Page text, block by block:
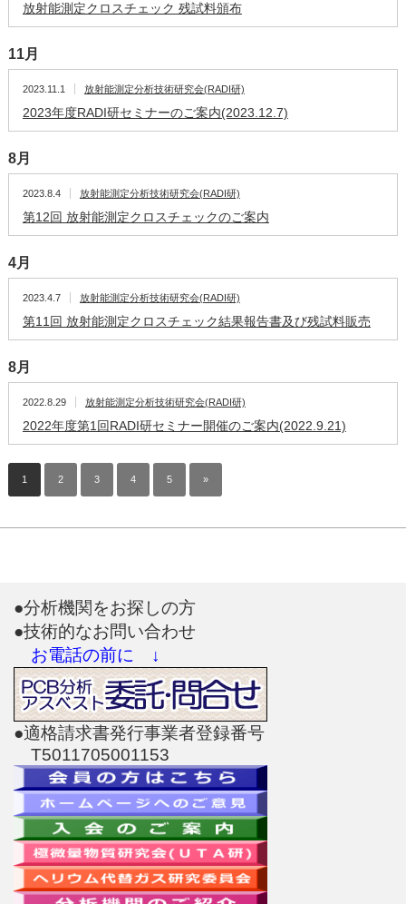
放射能測定クロスチェック 残試料頒布
11月
2023.11.1 放射能測定分析技術研究会(RADI研)
2023年度RADI研セミナーのご案内(2023.12.7)
8月
2023.8.4 放射能測定分析技術研究会(RADI研)
第12回 放射能測定クロスチェックのご案内
4月
2023.4.7 放射能測定分析技術研究会(RADI研)
第11回 放射能測定クロスチェック結果報告書及び残試料販売
8月
2022.8.29 放射能測定分析技術研究会(RADI研)
2022年度第1回RADI研セミナー開催のご案内(2022.9.21)
1 2 3 4 5 »
●分析機関をお探しの方
●技術的なお問い合わせ
お電話の前に ↓
●適格請求書発行事業者登録番号
T5011705001153